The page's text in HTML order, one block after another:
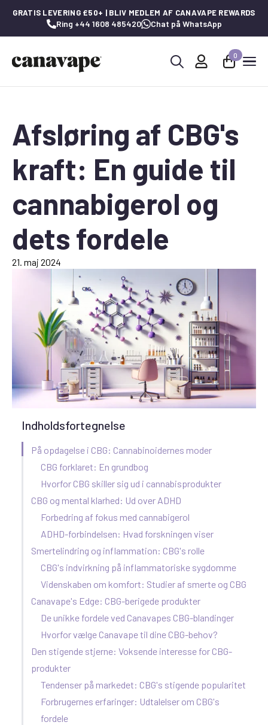
GRATIS LEVERING £50+ | BLIV MEDLEM AF CANAVAPE REWARDS
Ring +44 1608 485420 Chat på WhatsApp
0
Afsløring af CBG's
kraft: En guide til
cannabigerol og
dets fordele
21. maj 2024
Indholdsfortegnelse
På opdagelse i CBG: Cannabinoidernes moder
CBG forklaret: En grundbog
Hvorfor CBG skiller sig ud i cannabisprodukter
CBG og mental klarhed: Ud over ADHD
Forbedring af fokus med cannabigerol
ADHD-forbindelsen: Hvad forskningen viser
Smertelindring og inflammation: CBG's rolle
CBG's indvirkning på inflammatoriske sygdomme
Videnskaben om komfort: Studier af smerte og CBG
Canavape's Edge: CBG-berigede produkter
De unikke fordele ved Canavapes CBG-blandinger
Hvorfor vælge Canavape til dine CBG-behov?
Den stigende stjerne: Voksende interesse for CBG-
produkter
Tendenser på markedet: CBG's stigende popularitet
Forbrugernes erfaringer: Udtalelser om CBG's
fordele